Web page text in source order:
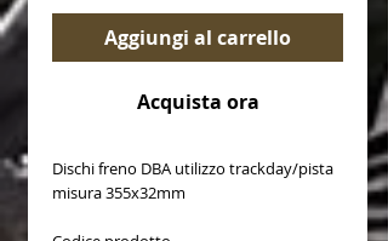
Aggiungi al carrello
Acquista ora
Dischi freno DBA utilizzo trackday/pista
misura 355x32mm